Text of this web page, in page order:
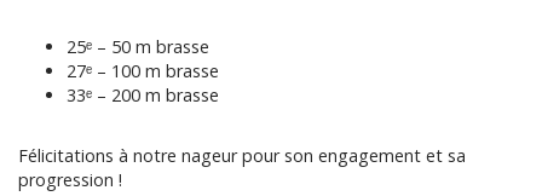
25ᵉ – 50 m brasse
27ᵉ – 100 m brasse
33ᵉ – 200 m brasse
Félicitations à notre nageur pour son engagement et sa
progression !